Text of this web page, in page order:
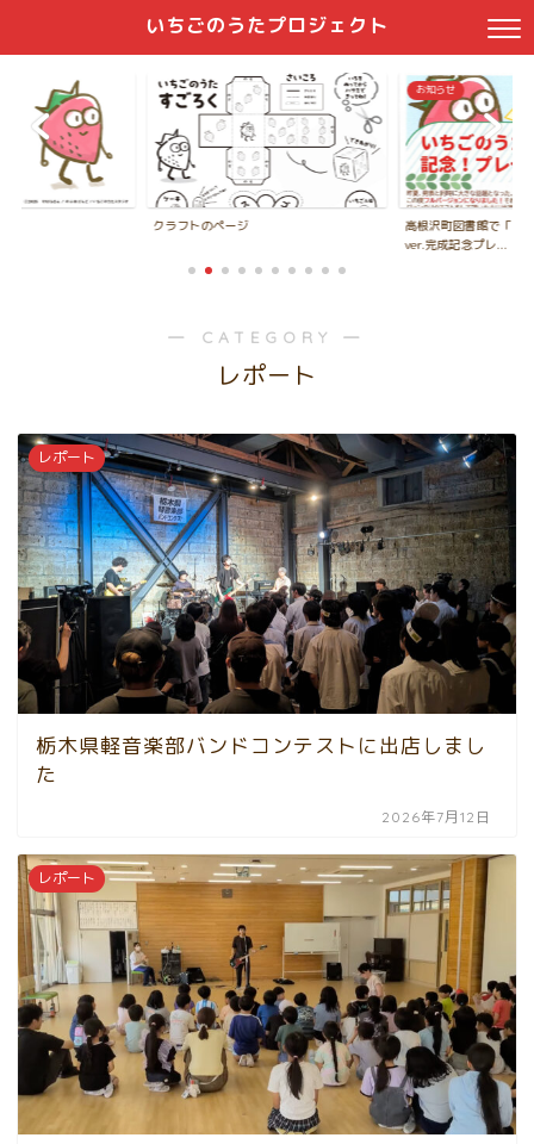
いちごのうたプロジェクト
クラフトのページ
お知らせ
高根沢町図書館で「い
ver.完成記念プレ...
― CATEGORY ―
レポート
レポート
栃木県軽音楽部バンドコンテストに出店しまし
た
2026年7月12日
レポート